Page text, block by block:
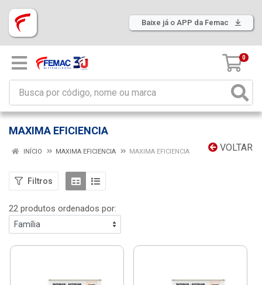
Baixe já o APP da Femac
0
MAXIMA EFICIENCIA
VOLTAR
INÍCIO MAXIMA EFICIENCIA MAXIMA EFICIENCIA
Filtros
22 produtos ordenados por: